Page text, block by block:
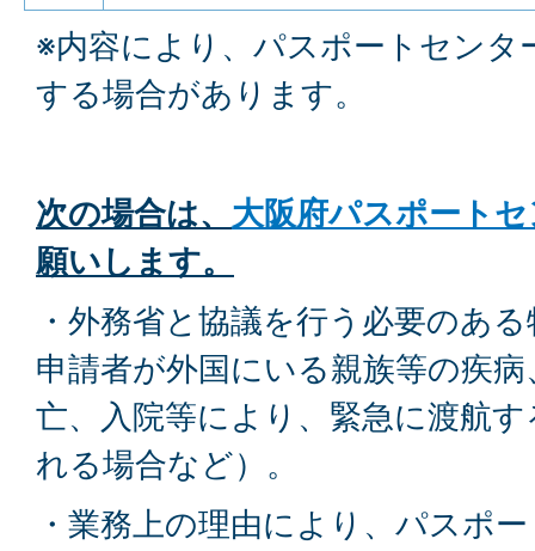
※内容により、パスポートセンタ
する場合があります。
次の場合は、 大阪府パスポート
願いします。
・外務省と協議を行う必要のあ
申請者が外国にいる親族等の疾
亡、入院等により、緊急に渡航
れる場合など）。
・業務上の理由により、パスポ